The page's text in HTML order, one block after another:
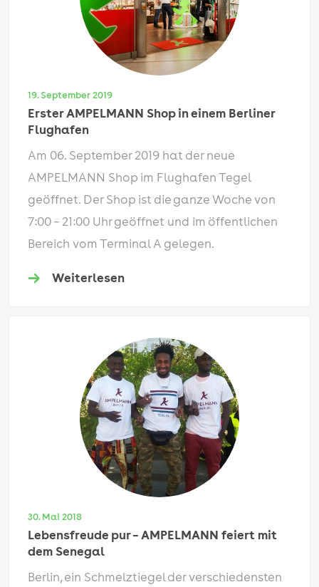
19. September 2019
Erster AMPELMANN Shop in einem Berliner
Flughafen
Am 06. September 2019 hat der neue
AMPELMANN Shop im Flughafen Tegel
geöffnet. Der Shop ist die ganze Woche von
7:00 – 21:00 Uhr geöffnet und im öffentlichen
Bereich vom Terminal A gelegen.
Weiterlesen
30. Mai 2018
Lebensfreude pur – AMPELMANN feiert mit
dem Senegal
Berlin, ein Schmelztiegel der verschiedensten